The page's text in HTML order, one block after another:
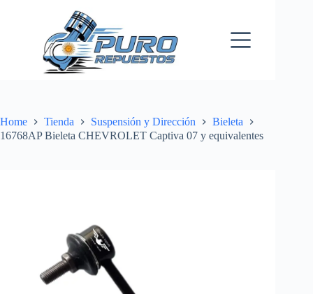
Home Tienda Suspensión y Dirección
Bieleta
16768AP Bieleta CHEVROLET Captiva 07 y equivalentes